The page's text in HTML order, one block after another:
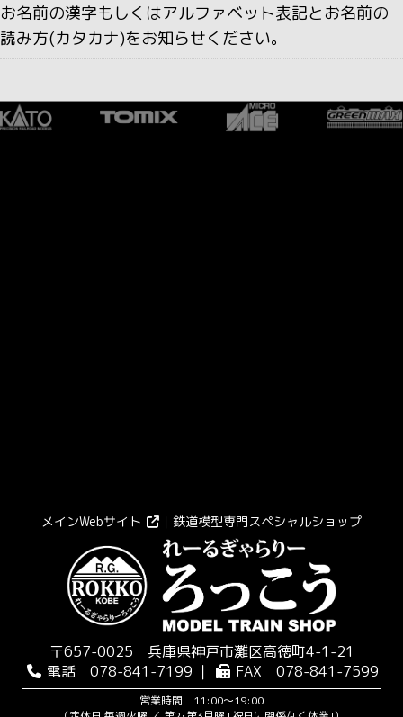
お名前の漢字もしくはアルファベット表記とお名前の
読み方(カタカナ)をお知らせください。
メインWebサイト ｜鉄道模型専門スペシャルショップ
〒657-0025 兵庫県神戸市灘区高徳町4-1-21
電話 078-841-7199 ｜
FAX 078-841-7599
営業時間 11:00～19:00